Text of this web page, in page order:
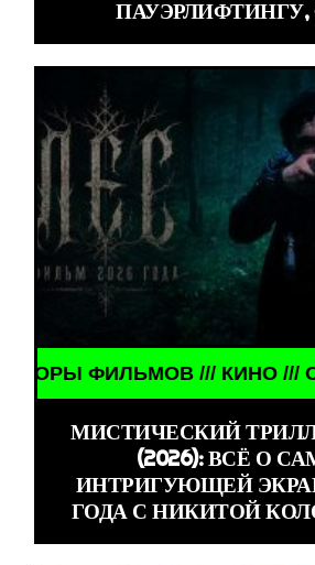
/// КИНО /// ОБЗОРЫ
МИСТИЧЕСКИЙ
(2026): ВСЁ О
ИНТРИГУЮЩЕЙ
ГОДА С НИКИТОЙ